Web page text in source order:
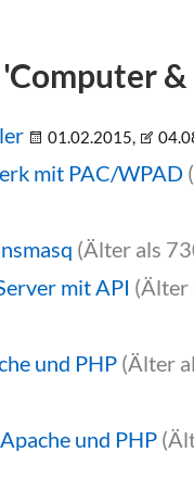
01.02.2015,
mit PAC/WPAD
(Älter als
mit API (Älter
und PHP (Älter
und PHP